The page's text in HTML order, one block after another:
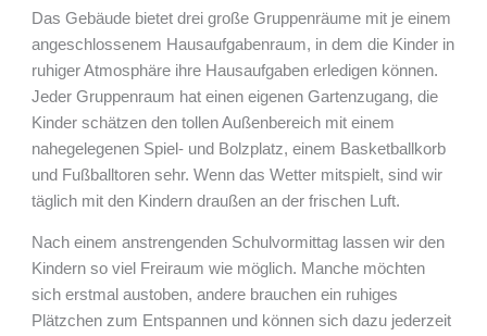
Das Gebäude bietet drei große Gruppenräume mit je einem
angeschlossenem Hausaufgabenraum, in dem die Kinder in
ruhiger Atmosphäre ihre Hausaufgaben erledigen können.
Jeder Gruppenraum hat einen eigenen Gartenzugang, die
Kinder schätzen den tollen Außenbereich mit einem
nahegelegenen Spiel- und Bolzplatz, einem Basketballkorb
und Fußballtoren sehr. Wenn das Wetter mitspielt, sind wir
täglich mit den Kindern draußen an der frischen Luft.
Nach einem anstrengenden Schulvormittag lassen wir den
Kindern so viel Freiraum wie möglich. Manche möchten
sich erstmal austoben, andere brauchen ein ruhiges
Plätzchen zum Entspannen und können sich dazu jederzeit